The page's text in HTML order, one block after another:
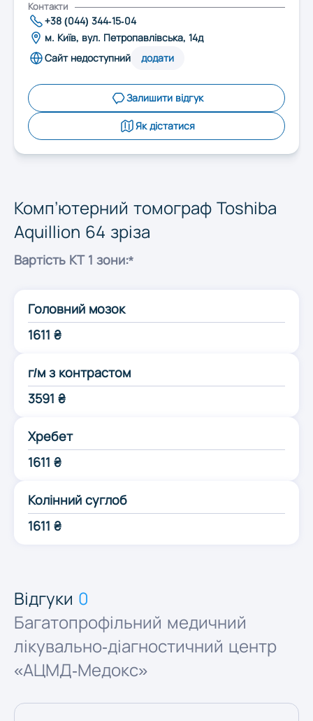
Запоріжжя
Івано-Франківськ
Кропивницький
Львів
Одеса
Полтава
Суми
Тернопіль
Харків
Херсон
Хмельницький
Контакти
+38 (044) 344-15-04
м. Київ, вул. Петропавлівська, 14д
Сайт недоступний
додати
Залишити відгук
Як дістатися
Комп’ютерний томограф Toshiba
Aquillion 64 зріза
Вартість КТ 1 зони:*
Головний мозок
1611 ₴
г/м з контрастом
3591 ₴
Хребет
1611 ₴
Колінний суглоб
1611 ₴
Відгуки 0
Багатопрофільний медичний
лікувально-діагностичний центр
«АЦМД-Медокс»